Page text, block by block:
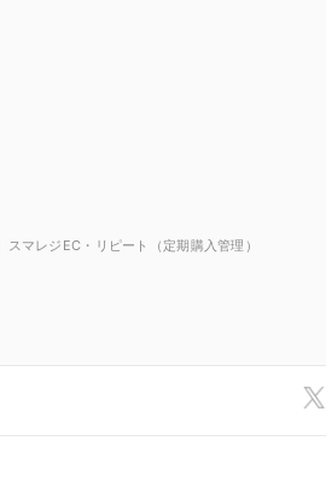
スマレジEC・リピート（定期購入管理）